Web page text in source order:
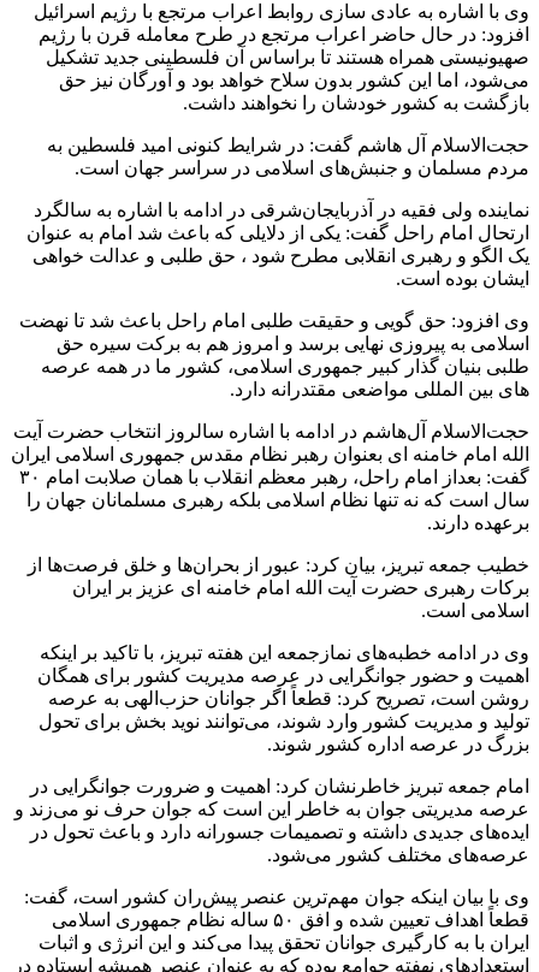
وی با اشاره به عادی سازی روابط اعراب مرتجع با رژیم اسرائیل
افزود: در حال حاضر اعراب مرتجع در طرح معامله قرن با رژیم
صهیونیستی همراه هستند تا براساس آن فلسطینی جدید تشکیل
می‌شود، اما این کشور بدون سلاح خواهد بود و آورگان نیز حق
بازگشت به کشور خودشان را نخواهند داشت.
حجت‌الاسلام آل هاشم گفت: در شرایط کنونی امید فلسطین به
مردم مسلمان و جنبش‌های اسلامی در سراسر جهان است.
نماینده ولی فقیه در آذربایجان‌شرقی در ادامه با اشاره به سالگرد
ارتحال امام راحل گفت: یکی از دلایلی که باعث شد امام به عنوان
یک الگو و رهبری انقلابی مطرح شود ، حق طلبی و عدالت خواهی
ایشان بوده است.
وی افزود: حق گویی و حقیقت طلبی امام راحل باعث شد تا نهضت
اسلامی به پیروزی نهایی برسد و امروز هم به برکت سیره حق
طلبی بنیان گذار کبیر جمهوری اسلامی، کشور ما در همه عرصه
های بین المللی مواضعی مقتدرانه دارد.
حجت‌الاسلام آل‌هاشم در ادامه با اشاره سالروز انتخاب حضرت آیت
الله امام خامنه ای بعنوان رهبر نظام مقدس جمهوری اسلامی ایران
گفت: بعداز امام راحل، رهبر معظم انقلاب با همان صلابت امام ۳۰
سال است که نه تنها نظام اسلامی بلکه رهبری مسلمانان جهان را
برعهده دارند.
خطیب جمعه تبریز، بیان کرد: عبور از بحران‌ها و خلق فرصت‌ها از
برکات رهبری حضرت آیت الله امام خامنه ای عزیز بر ایران
اسلامی است.
وی در ادامه خطبه‌های نمازجمعه این هفته تبریز، با تاکید بر اینکه
اهمیت و حضور جوانگرایی در عرصه مدیریت کشور برای همگان
روشن است، تصریح کرد: قطعاً اگر جوانان حزب‌الهی به عرصه
تولید و مدیریت کشور وارد شوند، می‌توانند نوید بخش برای تحول
بزرگ در عرصه اداره کشور شوند.
امام جمعه تبریز خاطرنشان کرد: اهمیت و ضرورت جوانگرایی در
عرصه مدیریتی جوان به خاطر این است که جوان حرف نو می‌زند و
ایده‌های جدیدی داشته و تصمیمات جسورانه دارد و باعث تحول در
عرصه‌های مختلف کشور می‌شود.
وی با بیان اینکه جوان مهم‌ترین عنصر پیش‌ران کشور است، گفت:
قطعاً اهداف تعیین شده و افق ۵۰ ساله نظام جمهوری اسلامی
ایران با به کارگیری جوانان تحقق پیدا می‌کند و این انرژی و اثبات
استعدادهای نهفته جوامع بوده که به عنوان عنصر همیشه ایستاده در